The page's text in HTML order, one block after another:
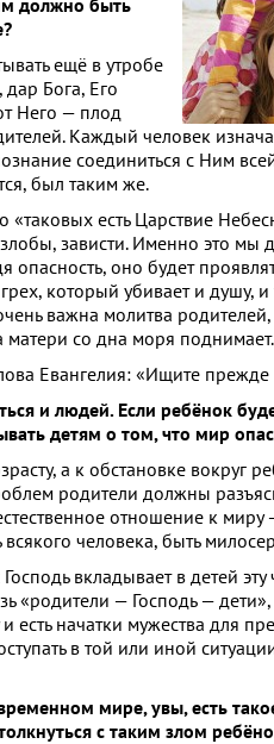
должно быть
ещё в утробе
Бога, Его
Него — плод
Каждый человек
соединиться с Ним
был таким же.
«таковых есть Царствие
зависти. Именно это мы
оно будет
который убивает и душу,
важна молитва
матери со дна моря поднимает.
Евангелия: «Ищите
и людей. Если ребёнок
детям о том, что мир
а к обстановке вокруг
родители должны
отношение к миру
человека, быть
вкладывает в детей
«родители — Господь —
начатки мужества для
в той или иной
мире, увы, есть
с таким злом